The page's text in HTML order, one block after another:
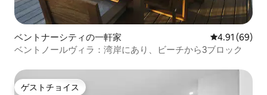
ベントナーシティの一軒家 レビュー69
4.91 (69)
ベントノールヴィラ：湾岸にあり、ビーチから3ブロック
ゲストチョイス
ゲストチョイス